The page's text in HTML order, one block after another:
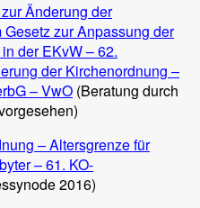
Änderung der
zur Anpassung der
der EKvW – 62.
der Kirchenordnung –
– VwO (Beratung durch
– Altersgrenze für
– 61. KO-
2016)